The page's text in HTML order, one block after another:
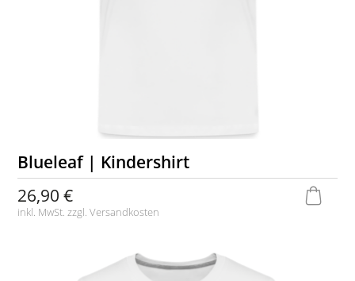
Blueleaf | Kindershirt
26,90 €
inkl. MwSt. zzgl.Versandkosten